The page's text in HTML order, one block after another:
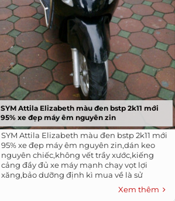
SYM Attila Elizabeth màu đen bstp 2k11 mới
95% xe đẹp máy êm nguyên zin
SYM Attila Elizabeth màu đen bstp 2k11 mới
95% xe đẹp máy êm nguyên zin,dán keo
nguyên chiếc,không vết trầy xước,kiếng
cảng đầy đủ xe máy mạnh chạy vọt lợi
xăng,bảo dưỡng định kì mua về là sử
Xem thêm